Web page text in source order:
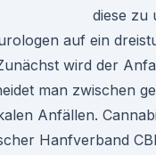
diese zu
auf ein
wird der
man zwischen
Anfällen.
Hanfverband